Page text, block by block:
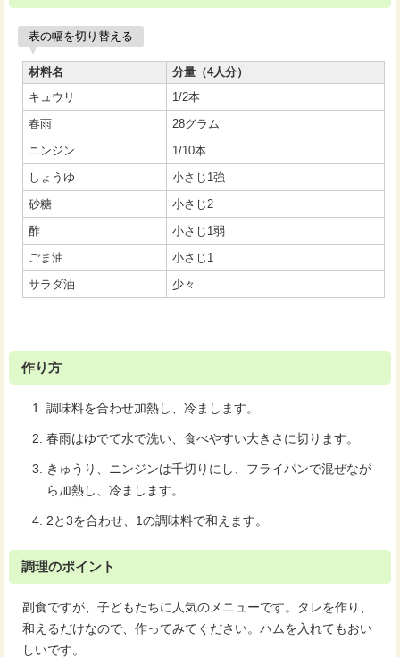
表の幅を切り替える
材料名
分量（4人分）
キュウリ
1/2本
春雨
28グラム
ニンジン
1/10本
しょうゆ
小さじ1強
砂糖
小さじ2
酢
小さじ1弱
ごま油
小さじ1
サラダ油
少々
作り方
調味料を合わせ加熱し、冷まします。
春雨はゆでて水で洗い、食べやすい大きさに切ります。
きゅうり、ニンジンは千切りにし、フライパンで混ぜなが
ら加熱し、冷まします。
2と3を合わせ、1の調味料で和えます。
調理のポイント
副食ですが、子どもたちに人気のメニューです。タレを作り、
和えるだけなので、作ってみてください。ハムを入れてもおい
しいです。